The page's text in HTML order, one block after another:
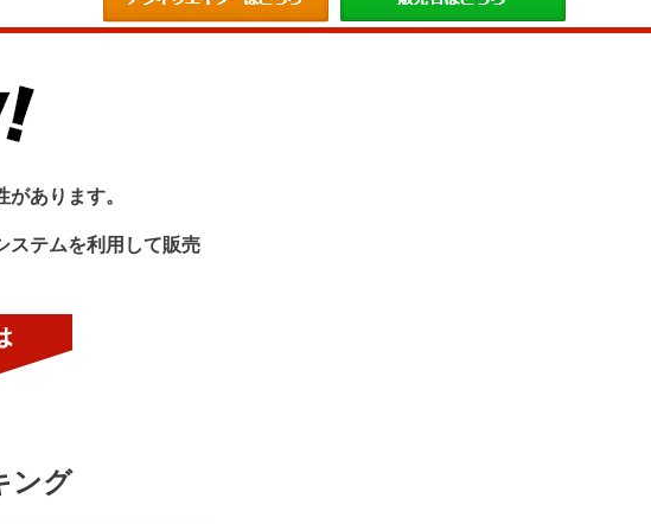
あります。
ステムを利用して販売
ング